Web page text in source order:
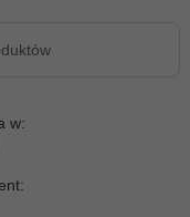
w: